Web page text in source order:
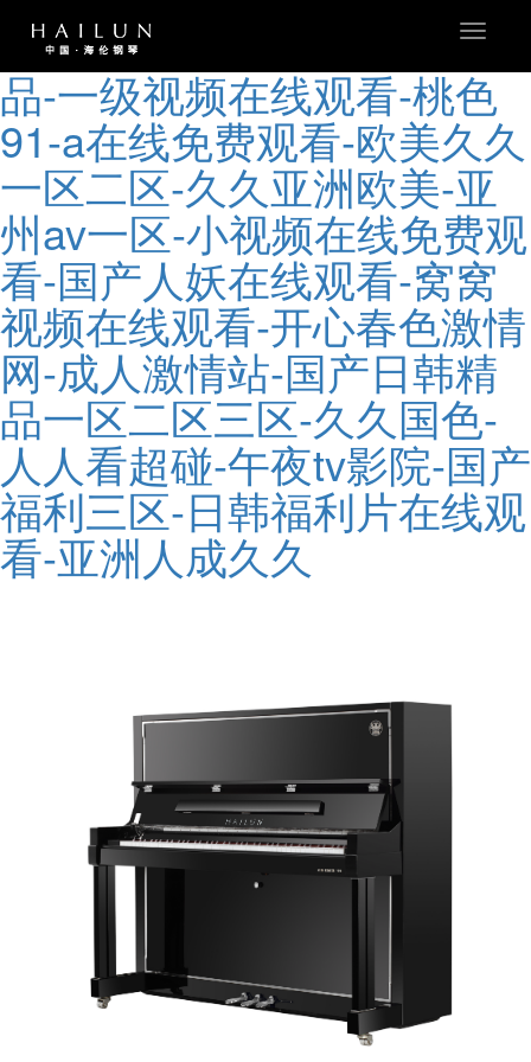
中文字幕在线一区-欧美激精
品-一级视频在线观看-桃色
91-a在线免费观看-欧美久久
一区二区-久久亚洲欧美-亚
州av一区-小视频在线免费观
看-国产人妖在线观看-窝窝
视频在线观看-开心春色激情
网-成人激情站-国产日韩精
品一区二区三区-久久国色-
人人看超碰-午夜tv影院-国产
福利三区-日韩福利片在线观
看-亚洲人成久久
Toggle